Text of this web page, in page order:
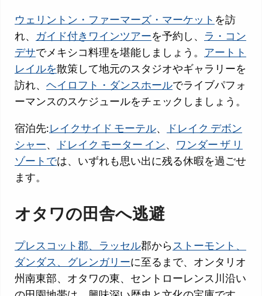
ウェリントン・ファーマーズ・マーケット を訪
れ、 ガイド付きワインツアーを予約し、 ラ・コン
デサでメキシコ料理を堪能しましょう。 アートト
レイルを散策して地元のスタジオやギャラリーを
訪れ、 ヘイロフト・ダンスホールでライブパフォ
ーマンスのスケジュールをチェックしましょう。
宿泊先:レイクサイド モーテル、
ドレイク デボン
シャー、 ドレイク モーター イン、 ワンダー ザ リ
ゾートでは、いずれも思い出に残る休暇を過ごせ
ます。
オタワの田舎へ逃避
プレスコット郡、ラッセル郡から ストーモント、
ダンダス、グレンガリーに至るまで、オンタリオ
州南東部、オタワの東、セントローレンス川沿い